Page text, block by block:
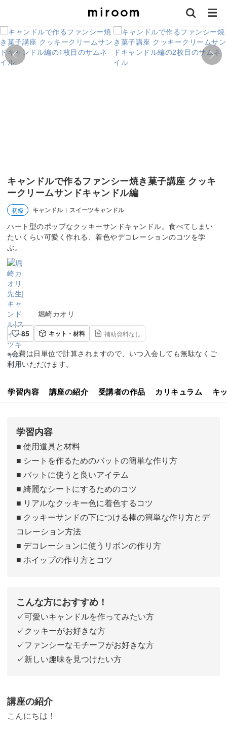
キャンドルで作るファンシー焼き菓子講座 クッキ
ークリームサンドキャンドル編
初級 キャンドル | スイーツキャンドル
ハート型のポップなクッキーサンドキャンドル。食べてしまい
たいくらい可愛く作れる、着色やデコレーションのコツを学
ぶ。
堀崎カオリ
85
キット・材料 補助資料なし
※会費は日単位で計算されますので、いつ入会しても無駄なくご
利用いただけます。
学習内容 講座の紹介 受講者の作品 カリキュラム キ
学習内容
■ 使用道具と材料
■ シートを作るためのバットの簡単な作り方
■ バットに使うと良いアイテム
■ 綺麗なシートにするためのコツ
■ リアルなクッキー色に着色するコツ
■ クッキーサンドの下につける棒の簡単な作り方とデ
コレーション方法
■ デコレーションに使うリボンの作り方
■ ホイップの作り方とコツ
こんな方におすすめ！
✓可愛いキャンドルを作ってみたい方
✓クッキーがお好きな方
✓ファンシーなモチーフがお好きな方
✓新しい趣味を見つけたい方
講座の紹介
こんにちは！